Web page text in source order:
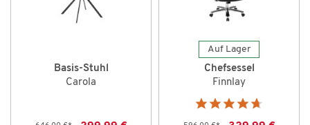
Basis-Stuhl
Carola
Auf Lager
Chefsessel
Finnlay